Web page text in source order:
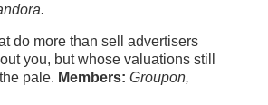
do more than sell advertisers
you, but whose valuations still
pale. Members: Groupon,